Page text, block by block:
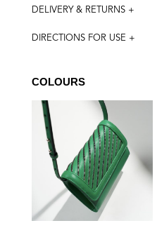
DELIVERY & RETURNS +
DIRECTIONS FOR USE +
COLOURS